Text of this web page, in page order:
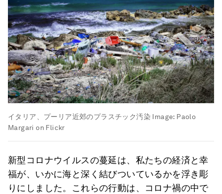
イタリア、プーリア近郊のプラスチック汚染 Image: Paolo
Margari on Flickr
新型コロナウイルスの蔓延は、私たちの経済と幸
福が、いかに海と深く結びついているかを浮き彫
りにしました。これらの行動は、コロナ禍の中で